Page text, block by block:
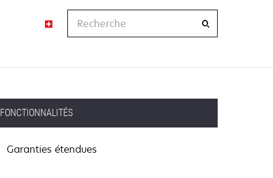
Recherche
FONCTIONNALITÉS
Garanties étendues